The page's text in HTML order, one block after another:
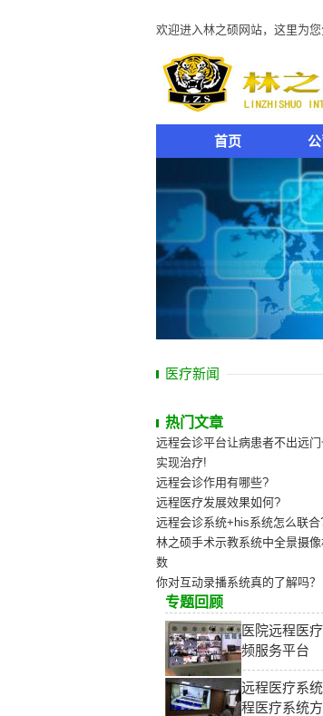
欢迎进入林之硕网站，这里为
首页
医疗新闻
热门文章
远程会诊平台让病患者不出远
实现治疗!
远程会诊作用有哪些?
远程医疗发展效果如何?
远程会诊系统+his系统怎么联合
林之硕手术示教系统中全景摄
数
你对互动录播系统真的了解吗？
专题回顾
医院远程医
频服务平台
远程医疗系
程医疗系统